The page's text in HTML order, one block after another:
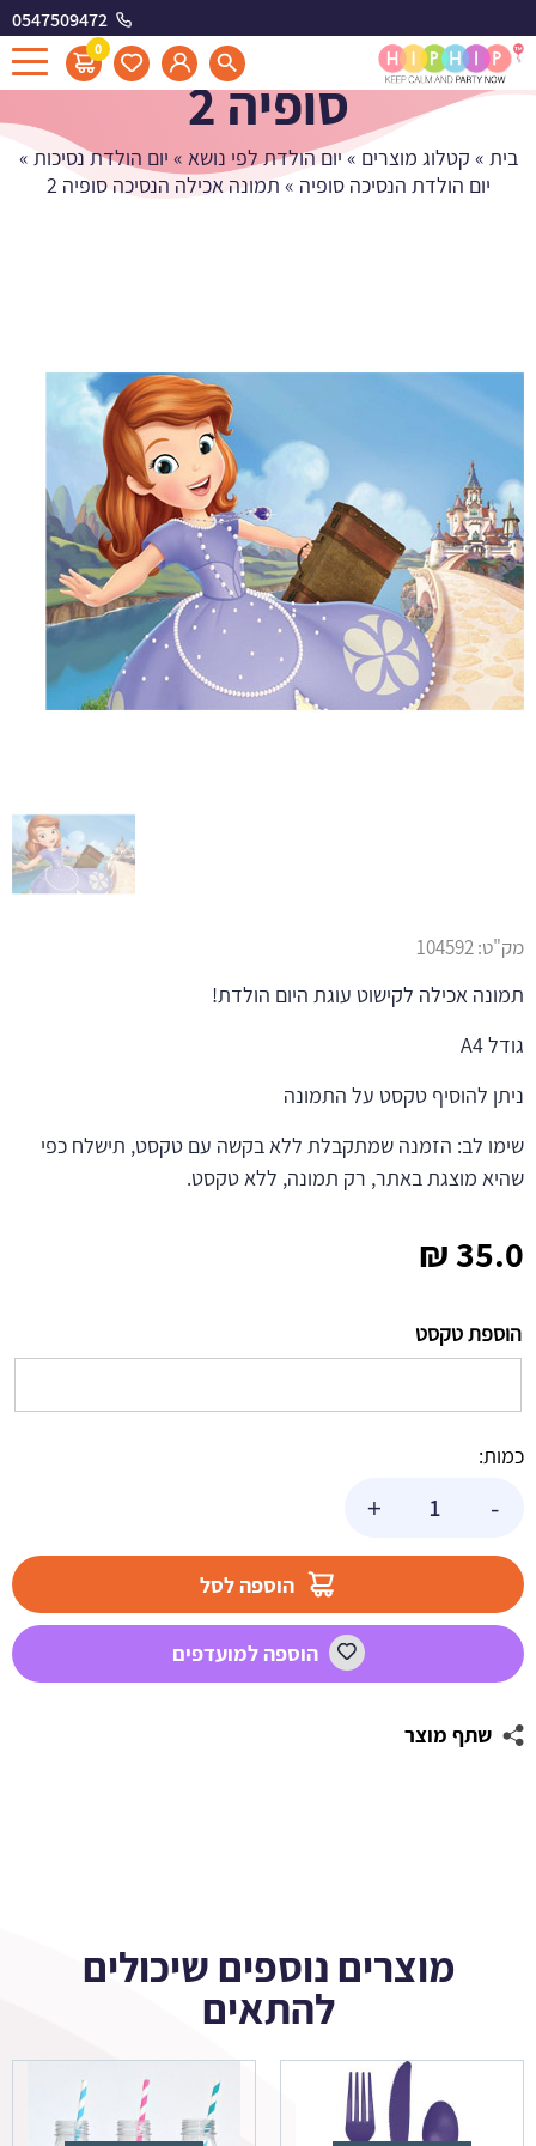
0547509472
0
תמונה אכילה הנסיכה
סופיה 2
בית » קטלוג מוצרים » יום הולדת לפי נושא » יום הולדת נסיכות »
יום הולדת הנסיכה סופיה » תמונה אכילה הנסיכה סופיה 2
35.0
₪
הוספת טקסט
כמות:
-
סופיה
+
הוספה לסל
הוספה למועדפים
שתף מוצר
מק"ט:104592
תמונה אכילה לקישוט עוגת היום הולדת!
גודל A4
ניתן להוסיף טקסט על התמונה
שימו לב: הזמנה שמתקבלת ללא בקשה עם טקסט, תישלח כפי
שהיא מוצגת באתר, רק תמונה, ללא טקסט.
מוצרים נוספים שיכולים
להתאים